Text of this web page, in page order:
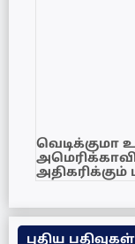
வெடிக்குமா
புதிய பதிவுகள்